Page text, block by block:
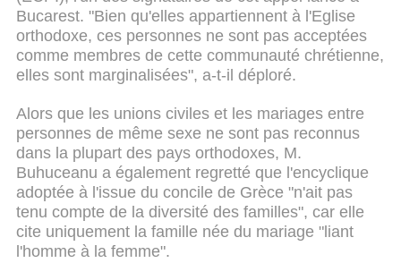
Bucarest. "Bien qu'elles appartiennent à l'Eglise
orthodoxe, ces personnes ne sont pas acceptées
comme membres de cette communauté chrétienne,
elles sont marginalisées", a-t-il déploré.
Alors que les unions civiles et les mariages entre
personnes de même sexe ne sont pas reconnus
dans la plupart des pays orthodoxes, M.
Buhuceanu a également regretté que l'encyclique
adoptée à l'issue du concile de Grèce "n'ait pas
tenu compte de la diversité des familles", car elle
cite uniquement la famille née du mariage "liant
l'homme à la femme".